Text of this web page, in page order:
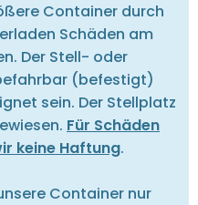
Container durch
Schäden am
Der Stell- oder
(befestigt)
sein. Der Stellplatz
Für Schäden
keine Haftung.
Container nur